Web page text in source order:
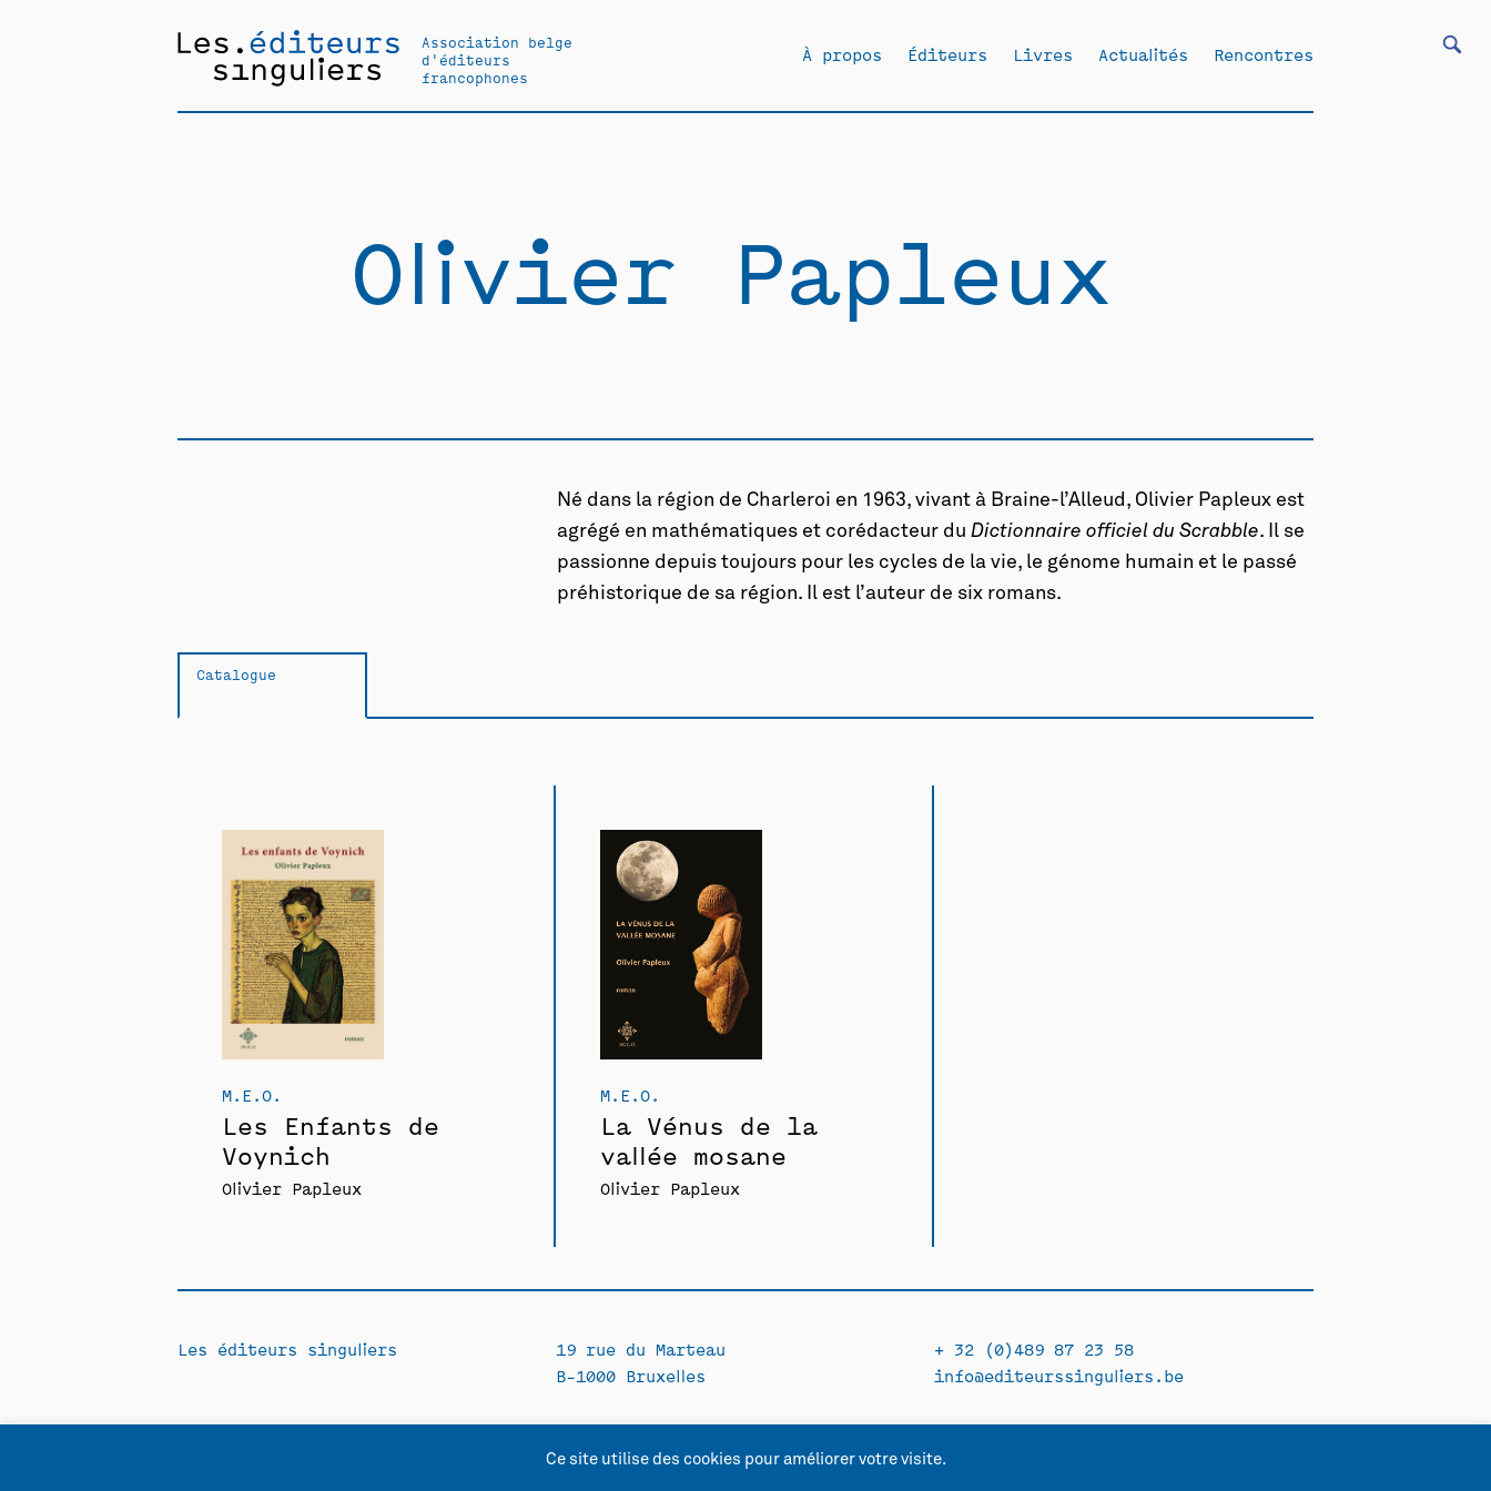
Association belge
d'éditeurs
francophones
À propos Éditeurs Livres Actualités Rencontres
Olivier Papleux
Né dans la région de Charleroi en 1963, vivant à Braine-l’Alleud, Olivier Papleux est
agrégé en mathématiques et corédacteur duDictionnaire officiel du Scrabble. Il se
passionne depuis toujours pour les cycles de la vie, le génome humain et le passé
préhistorique de sa région. Il est l’auteur de six romans.
Catalogue
M.E.O.
Les Enfants de
Voynich
Olivier Papleux
M.E.O.
La Vénus de la
vallée mosane
Olivier Papleux
Les éditeurs singuliers
19 rue du Marteau
B-1000 Bruxelles
+ 32 (0)489 87 23 58
info@editeurssinguliers.be
Ce site utilise des cookies pour améliorer votre visite.